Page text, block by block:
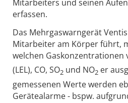
Mitarbeiters und seinen
erfassen.
Das Mehrgaswarngerät
Mitarbeiter am Körper führt,
welchen Gaskonzentrationen
(LEL), CO, SO2 und NO2 er
gemessenen Werte werden
Gerätealarme - bspw.